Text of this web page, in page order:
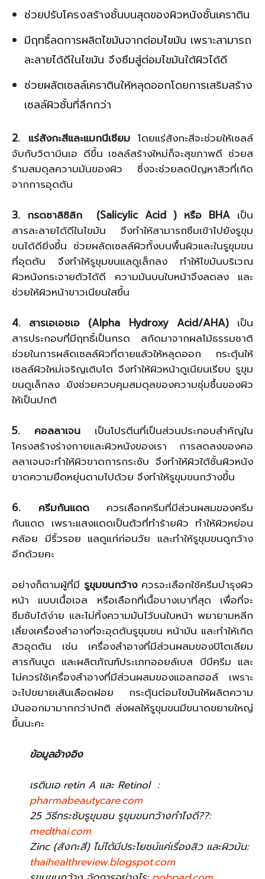
ช่วยปรับโครงสร้างชั้นบนสุดของผิวหนังชั้นเคราติน
มีฤทธิ์ลดการผลิตไขมันจากต่อมไขมัน เพราะสามารถ
ละลายได้ดีในไขมัน จึงซึมสู่ต่อมไขมันใต้ผิวได้ดี
ช่วยผลัตเซลล์เคราตินให้หลุดออกโดยการเสริมสร้าง
เซลล์ผิวชั้นที่ลึกกว่า
2. แร่สังกะสีและแมกนีเซียมโดยแร่สังกะสีจะช่วยให้เซลล์
จับกับวิตามินเอ ดีขึ้น เซลล์สร้างใหม่ก็จะสุขภาพดี ช่วยส
ร้ามสมดุลความมันของผิว ซึ่งจะช่วยลดปัญหาสิวที่เกิด
จากการอุดตัน
3. กรดซาลิซิลิก (Salicylic Acid ) หรือ BHA เป็น
สารละลายได้ดีในไขมัน จึงทำให้สามารถซึมเข้าไปยังรูขุม
ขนได้ดียิ่งขึ้น ช่วยผลัดเซลล์ผิวทั้งบนพื้นผิวและในรูขุมขน
ที่อุดตัน จึงทำให้รูขุมขนแลดูเล็กลง ทำให้ไขมันบริเวณ
ผิวหนังกระจายตัวได้ดี ความมันบนใบหน้าจึงลดลง และ
ช่วยให้ผิวหน้าขาวเนียนใสขึ้น
4. สารเอเอชเอ (Alpha Hydroxy Acid/AHA)เป็น
สารประกอบที่มีฤทธิ์เป็นกรด สกัดมาจากผลไม้ธรรมชาติ
ช่วยในการผลัดเซลล์ผิวที่ตายแล้วให้หลุดออก กระตุ้นให้
เซลล์ผิวใหม่เจริญเติบโต จึงทำให้ผิวหน้าดูเนียนเรียบ รูขุม
ขนดูเล็กลง ยังช่วยควบคุมสมดุลของความชุ่มชื้นของผิว
ให้เป็นปกติ
5. คอลลาเจน เป็นโปรตีนที่เป็นส่วนประกอบสำคัญใน
โครงสร้างร่างกายและผิวหนังของเรา การลดลงของคอ
ลลาเจนจะทำให้ผิวขาดการกระชับ จึงทำให้ผิวใต้ชั้นผิวหนัง
ขาดความยืดหยุ่นตามไปด้วย จึงทำให้รูขุมขนกว้างขึ้น
6. ครีมกันแดดควรเลือกครีมที่มีส่วนผสมของครีม
กันแดด เพราะแสงแดดเป็นตัวที่ทำร้ายผิว ทำให้ผิวหย่อน
คล้อย มีริ้วรอย แลดูแก่ก่อนวัย และทำให้รูขุมขนดูกว้าง
อีกด้วยคะ
อย่างก็ตามผู้ที่มี รูขุมขนกว้างควรจะเลือกใช้ครีมบำรุงผิว
หน้า แบบเนื้อเจล หรือเลือกที่เนื้อบางเบาที่สุด เพื่อที่จะ
ซึมซับได้ง่าย และไม่ทิ้งความมันไว้บนใบหน้า พยายามหลีก
เลี่ยงเครื่องสำอางที่จะอุดตันรูขุมขน หน้ามัน และทำให้เกิด
สิวอุดตัน เช่น เครื่องสำอางที่มีส่วนผสมของปิโตเลียม
สารกันบูด และผลิตภัณฑ์ประเภทออยล์เบส บีบีครีม และ
ไม่ควรใช้เครื่องสำอางที่มีส่วนผสมของแอลกฮอล์ เพราะ
จะไปขยายเส้นเลือดฝอย กระตุ้นต่อมไขมันให้ผลิตความ
มันออกมามากกว่าปกติ ส่งผลให้รูขุมขนมีขนาดขยายใหญ่
ขึ้นนะคะ
ข้อมูลอ้างอิง
เรตินเอ retin A และ Retinol :
pharmabeautycare.com
25 วิธีกระชับรูขุมชน รูขุมขนกว้างทำไงดี??:
medthai.com
Zinc (สังกะสี) ไม่ได้มีประโยชน์แค่เรื่องสิว และผิวมัน:
thaihealthreview.blogspot.com